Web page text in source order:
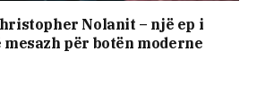
Nolanit – një ep i
për botën moderne